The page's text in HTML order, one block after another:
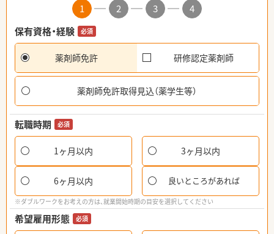
1 2 3
4
保有資格・経験
必須
薬剤師免許 研修認定薬剤師
薬剤師免許取得見込（薬学生等）
転職時期 必須
1ヶ月以内 3ヶ月以内
6ヶ月以内 良いところがあれば
※ダブルワークをお考えの方は、就業開始時期の目安を選択してください
希望雇用形態 必須